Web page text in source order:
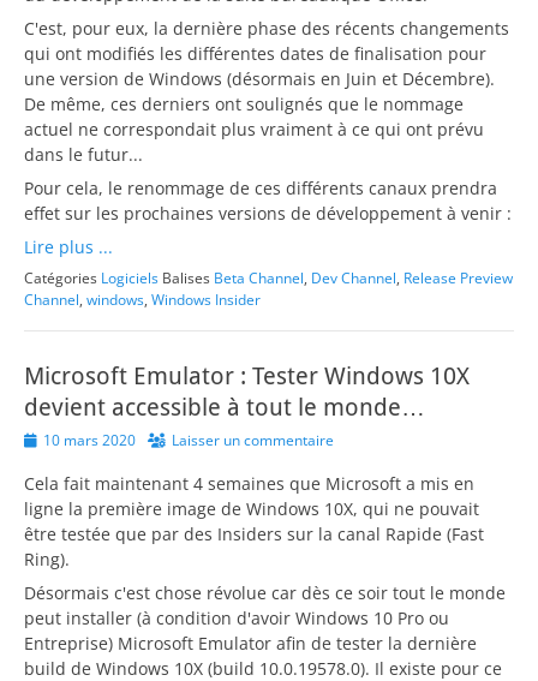
C'est, pour eux, la dernière phase des récents changements
qui ont modifiés les différentes dates de finalisation pour
une version de Windows (désormais en Juin et Décembre).
De même, ces derniers ont soulignés que le nommage
actuel ne correspondait plus vraiment à ce qui ont prévu
dans le futur...
Pour cela, le renommage de ces différents canaux prendra
effet sur les prochaines versions de développement à venir :
Lire plus ...
Catégories Logiciels Balises Beta Channel, Dev Channel, Release Preview
Channel, windows, Windows Insider
Microsoft Emulator : Tester Windows 10X
devient accessible à tout le monde…
Posted10 mars 2020 Laisser un commentaire
Cela fait maintenant 4 semaines que Microsoft a mis en
ligne la première image de Windows 10X, qui ne pouvait
être testée que par des Insiders sur la canal Rapide (Fast
Ring).
Désormais c'est chose révolue car dès ce soir tout le monde
peut installer (à condition d'avoir Windows 10 Pro ou
Entreprise) Microsoft Emulator afin de tester la dernière
build de Windows 10X (build 10.0.19578.0). Il existe pour ce